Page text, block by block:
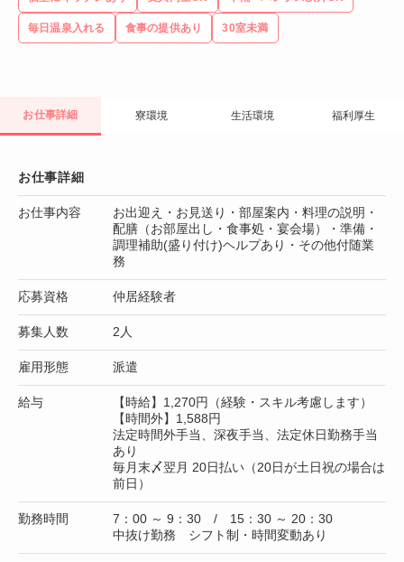
毎日温泉入れる 食事の提供あり 30室未満
お仕事詳細 寮環境 生活環境 福利厚生
お仕事詳細
お仕事内容
お出迎え・お見送り・部屋案内・料理の説明・
配膳（お部屋出し・食事処・宴会場）・準備・
調理補助(盛り付け)ヘルプあり・その他付随業
務
応募資格 仲居経験者
募集人数 2人
雇用形態 派遣
給与
【時給】1,270円（経験・スキル考慮します）
【時間外】1,588円
法定時間外手当、深夜手当、法定休日勤務手当
あり
毎月末〆翌月 20日払い（20日が土日祝の場合は
前日）
勤務時間
7：00 ～ 9：30 / 15：30 ～ 20：30
中抜け勤務 シフト制・時間変動あり